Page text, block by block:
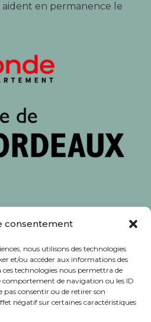
consentement
nous utilisons des technologies
et/ou accéder aux informations des
ces technologies nous permettra de
comportement de navigation ou les ID
pas consentir ou de retirer son
négatif sur certaines caractéristiques
aident en permanence le
: habitants et